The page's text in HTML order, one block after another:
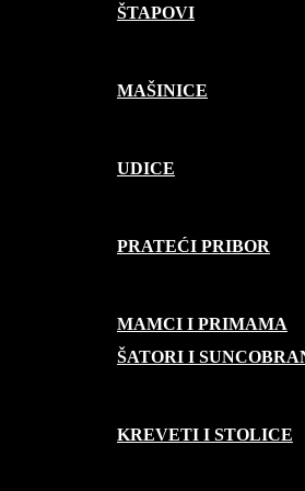
ŠTAPOVI
MAŠINICE
UDICE
PRATEĆI PRIBOR
MAMCI I PRIMAMA
KAMP OPREMA
ŠATORI I
KREVETI I STOLICE